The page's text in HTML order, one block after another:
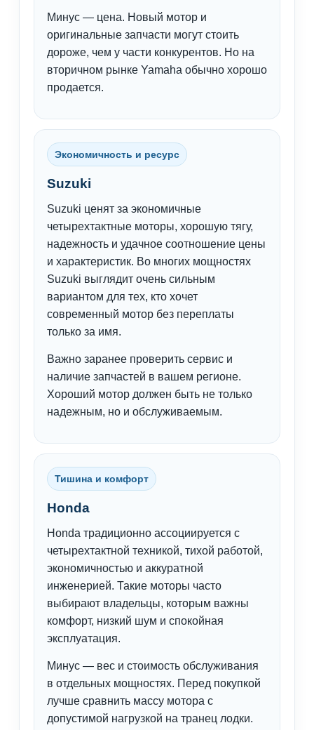
Минус — цена. Новый мотор и
оригинальные запчасти могут стоить
дороже, чем у части конкурентов. Но на
вторичном рынке Yamaha обычно хорошо
продается.
Экономичность и ресурс
Suzuki
Suzuki ценят за экономичные
четырехтактные моторы, хорошую тягу,
надежность и удачное соотношение цены
и характеристик. Во многих мощностях
Suzuki выглядит очень сильным
вариантом для тех, кто хочет
современный мотор без переплаты
только за имя.
Важно заранее проверить сервис и
наличие запчастей в вашем регионе.
Хороший мотор должен быть не только
надежным, но и обслуживаемым.
Тишина и комфорт
Honda
Honda традиционно ассоциируется с
четырехтактной техникой, тихой работой,
экономичностью и аккуратной
инженерией. Такие моторы часто
выбирают владельцы, которым важны
комфорт, низкий шум и спокойная
эксплуатация.
Минус — вес и стоимость обслуживания
в отдельных мощностях. Перед покупкой
лучше сравнить массу мотора с
допустимой нагрузкой на транец лодки.